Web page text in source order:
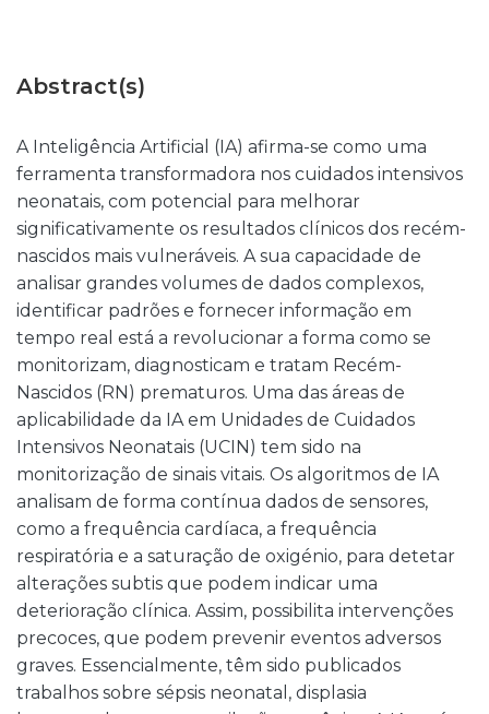
Abstract(s)
A Inteligência Artificial (IA) afirma-se como uma
ferramenta transformadora nos cuidados intensivos
neonatais, com potencial para melhorar
significativamente os resultados clínicos dos recém-
nascidos mais vulneráveis. A sua capacidade de
analisar grandes volumes de dados complexos,
identificar padrões e fornecer informação em
tempo real está a revolucionar a forma como se
monitorizam, diagnosticam e tratam Recém-
Nascidos (RN) prematuros. Uma das áreas de
aplicabilidade da IA em Unidades de Cuidados
Intensivos Neonatais (UCIN) tem sido na
monitorização de sinais vitais. Os algoritmos de IA
analisam de forma contínua dados de sensores,
como a frequência cardíaca, a frequência
respiratória e a saturação de oxigénio, para detetar
alterações subtis que podem indicar uma
deterioração clínica. Assim, possibilita intervenções
precoces, que podem prevenir eventos adversos
graves. Essencialmente, têm sido publicados
trabalhos sobre sépsis neonatal, displasia